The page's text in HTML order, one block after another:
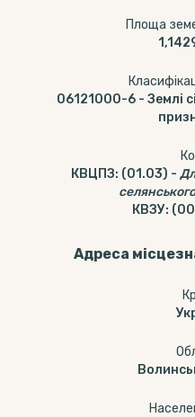
Площа
06121000-6- Землі
КВЦПЗ: (01.03) -
КВЗУ:
Адреса